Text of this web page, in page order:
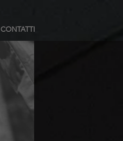
CONTATTI